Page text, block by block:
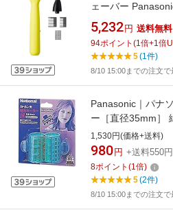
ェーバー
5,232 円 送料無料
94ポイント (1倍+1倍
5(1件)
8/10 15:00までの注文で
Panasonic｜パナ
ー［直径35mm］
1,530円(価格+送料)
980 円 +送料550円
8ポイント (1倍)
5(2件)
8/10 15:00までの注文で